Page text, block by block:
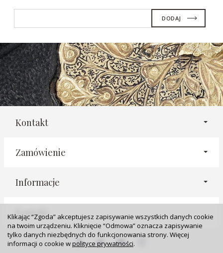
Kontakt
Zamówienie
Informacje
Kontakt
Klikając “Zgoda” akceptujesz zapisywanie wszystkich danych cookie
na twoim urządzeniu. Kliknięcie “Odmowa” oznacza zapisywanie
tylko danych niezbędnych do funkcjonowania strony. Więcej
informacji o cookie wpolityce prywatności.